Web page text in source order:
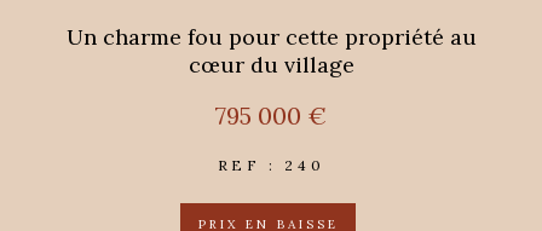
Un charme fou pour cette propriété au
cœur du village
795 000 €
REF : 240
PRIX EN BAISSE